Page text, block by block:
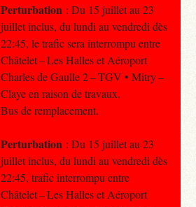
Perturbation : Du 15 juillet au 23
juillet inclus, du lundi au vendredi dès
22:45, le trafic sera interrompu entre
Châtelet – Les Halles et Aéroport
Charles de Gaulle 2 – TGV • Mitry –
Claye en raison de travaux.
Bus de remplacement.
Perturbation : Du 15 juillet au 23
juillet inclus, du lundi au vendredi dès
22:45, trafic interrompu entre
Châtelet – Les Halles et Aéroport